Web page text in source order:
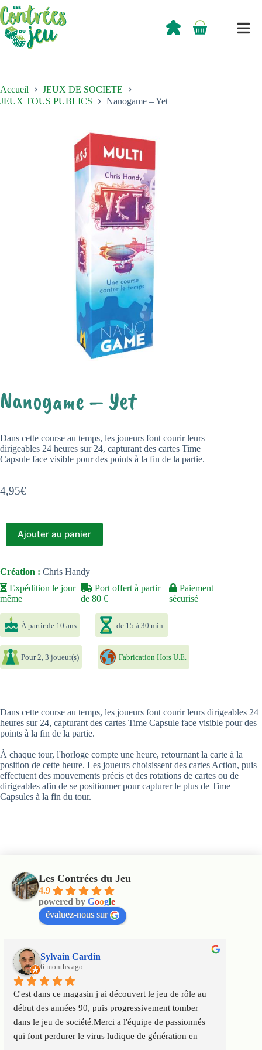
Passer
au
contenu
Panier
0,00
Accueil
JEUX DE SOCIETE
JEUX TOUS PUBLICS
Nanogame – Yet
Nanogame – Yet
4,95€
Dans cette course au temps, les joueurs font courir leurs
dirigeables 24 heures sur 24, capturant des cartes Time
Capsule face visible pour des points à la fin de la partie.
Ajouter au panier
Expédition le jour
même
Port offert à partir
de 80 €
Paiement
sécurisé
Création : Chris Handy
À partir de 10 ans de 15 à 30 min.
Pour 2, 3 joueur(s) Fabrication Hors U.E.
Dans cette course au temps, les joueurs font courir leurs dirigeables 24
heures sur 24, capturant des cartes Time Capsule face visible pour des
points à la fin de la partie.
À chaque tour, l'horloge compte une heure, retournant la carte à la
position de cette heure. Les joueurs choisissent des cartes Action, puis
effectuent des mouvements précis et des rotations de cartes ou de
dirigeables afin de se positionner pour capturer le plus de Time
Capsules à la fin du tour.
Les Contrées du Jeu
4.9
powered by Google
évaluez-nous sur
Sylvain Cardin
6 months ago
C'est dans ce magasin j ai découvert le jeu de rôle au
début des années 90, puis progressivement tomber
dans le jeu de société.Merci a l'équipe de passionnés
qui font perdurer le virus ludique de génération en